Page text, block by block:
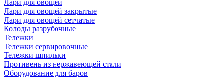
Лари для овощей
Лари для овощей закрытые
Лари для овощей сетчатые
Колоды разрубочные
Тележки
Тележки сервировочные
Тележки шпильки
Противень из нержавеющей стали
Оборудование для баров